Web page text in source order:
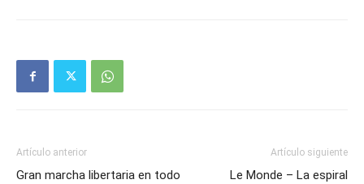
Artículo anterior
Gran marcha libertaria en todo
Artículo siguiente
Le Monde – La espiral